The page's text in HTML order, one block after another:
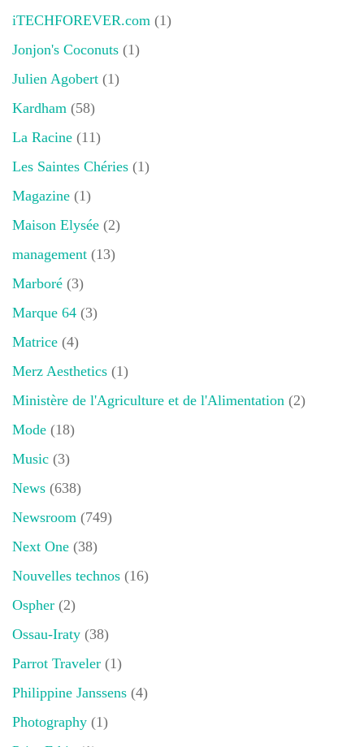
iTECHFOREVER.com (1)
Jonjon's Coconuts (1)
Julien Agobert (1)
Kardham (58)
La Racine (11)
Les Saintes Chéries (1)
Magazine (1)
Maison Elysée (2)
management (13)
Marboré (3)
Marque 64 (3)
Matrice (4)
Merz Aesthetics (1)
Ministère de l'Agriculture et de l'Alimentation (2)
Mode (18)
Music (3)
News (638)
Newsroom (749)
Next One (38)
Nouvelles technos (16)
Ospher (2)
Ossau-Iraty (38)
Parrot Traveler (1)
Philippine Janssens (4)
Photography (1)